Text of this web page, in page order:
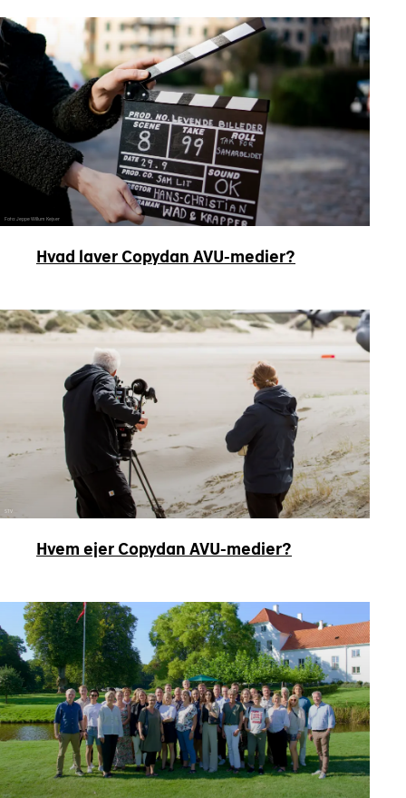
Foto: Jeppe Willum Kejser
Hvad laver Copydan AVU-medier?
STV
Hvem ejer Copydan AVU-medier?